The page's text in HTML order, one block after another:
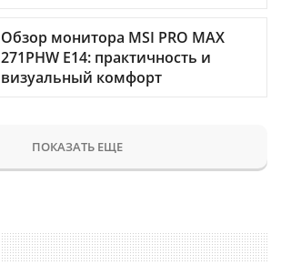
Обзор монитора MSI PRO MAX
271PHW E14: практичность и
визуальный комфорт
ПОКАЗАТЬ ЕЩЕ